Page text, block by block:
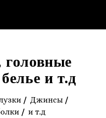
головные
и т.д
/Джинсы /
/и т.д